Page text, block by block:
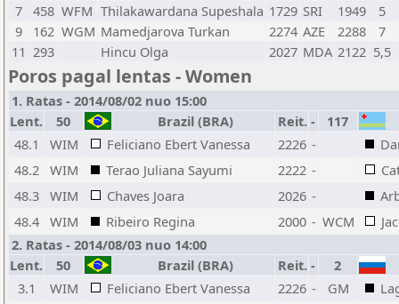
7
458 WFM Thilakawardana Supeshala 1729 SRI 1949
5
9
162 WGM Mamedjarova Turkan 2274 AZE 2288
7
11 293 Hincu Olga 2027 MDA 2122 5,5
Poros pagal lentas - Women
1. Ratas - 2014/08/02 nuo 15:00
Lent.
50 Brazil (BRA) Reit. -
117
48.1
WIM Feliciano Ebert Vanessa 2226 -
48.2 WIM Terao Juliana Sayumi 2222 -
48.3 WIM Chaves Joara 2026 -
48.4 WIM Ribeiro Regina 2000 - WCM
2. Ratas - 2014/08/03 nuo 14:00
Lent.
50 Brazil (BRA) Reit. -
2
3.1
WIM Feliciano Ebert Vanessa 2226 - GM